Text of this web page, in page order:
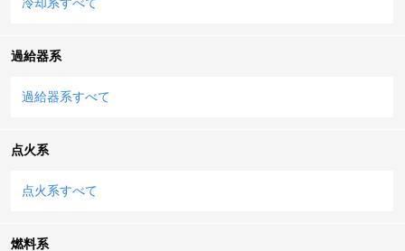
過給器系
過給器系すべて
点火系
点火系すべて
燃料系